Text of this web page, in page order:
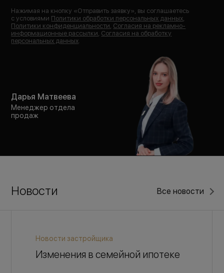
Нажимая на кнопку «Отправить заявку», вы соглашаетесь
с условиями Политики обработки персональных данных
Политики конфиденциальности Согласия на рекламно-
информационные рассылки Согласия на обработку
персональных данных
Дарья Матвеева
Менеджер отдела
продаж
Новости Все новости
Новости застройщика
Изменения в семейной ипотеке